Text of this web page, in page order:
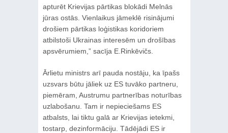
apturēt Krievijas pārtikas blokādi Melnās
jūras ostās. Vienlaikus jāmeklē risinājumi
drošiem pārtikas loģistikas koridoriem
atbilstoši Ukrainas interesēm un drošības
apsvērumiem,” sacīja E.Rinkēvičs.
Ārlietu ministrs arī pauda nostāju, ka īpašs
uzsvars būtu jāliek uz ES tuvāko partneru,
piemēram, Austrumu partnerības noturības
uzlabošanu. Tam ir nepieciešams ES
atbalsts, lai tiktu galā ar Krievijas ietekmi,
tostarp, dezinformāciju. Tādējādi ES ir